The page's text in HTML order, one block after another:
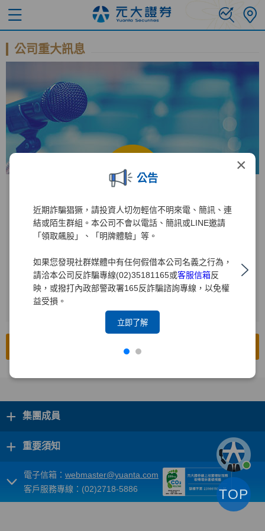
×
公告
近期詐騙猖獗，請投資人切勿輕信不明來電、簡訊、連
結或陌生群組。本公司不會以電話、簡訊或LINE邀請
「領取飆股」、「明牌體驗」等。
如果您發現社群媒體中有任何假借本公司名義之行為，
請洽本公司反詐騙專線(02)35181165或客服信箱反
映，或撥打內政部警政署165反詐騙諮詢專線，以免權
益受損。
立即了解
公司重大訊息
公開資訊觀測站
進入公開資訊觀測站後
1 輸入公司代碼：2885
2
輸入查詢年度
前往公開資訊觀測站
+ 集團成員
+ 重要須知
電子信箱： webmaster@yuanta.com
客戶服務專線：(02)2718-5886
TOP